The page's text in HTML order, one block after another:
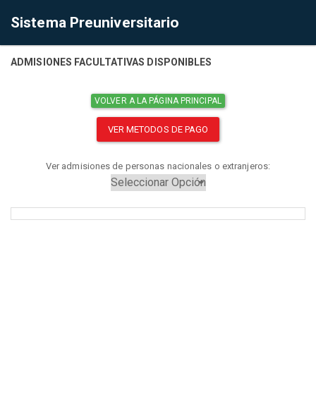
Sistema Preuniversitario
ADMISIONES FACULTATIVAS DISPONIBLES
VOLVER A LA PÁGINA PRINCIPAL
VER METODOS DE PAGO
Ver admisiones de personas nacionales o extranjeros: